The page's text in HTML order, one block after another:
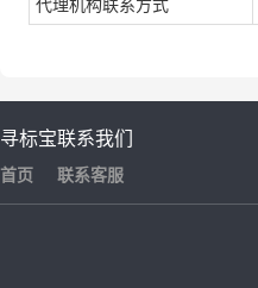
代理机构联系方式
寻标宝
首页
联系我们
联系客服